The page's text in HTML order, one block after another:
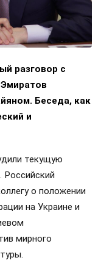
разговор с
Беседа, как
и
текущую
Российский
о положении
на Украине и
мирного